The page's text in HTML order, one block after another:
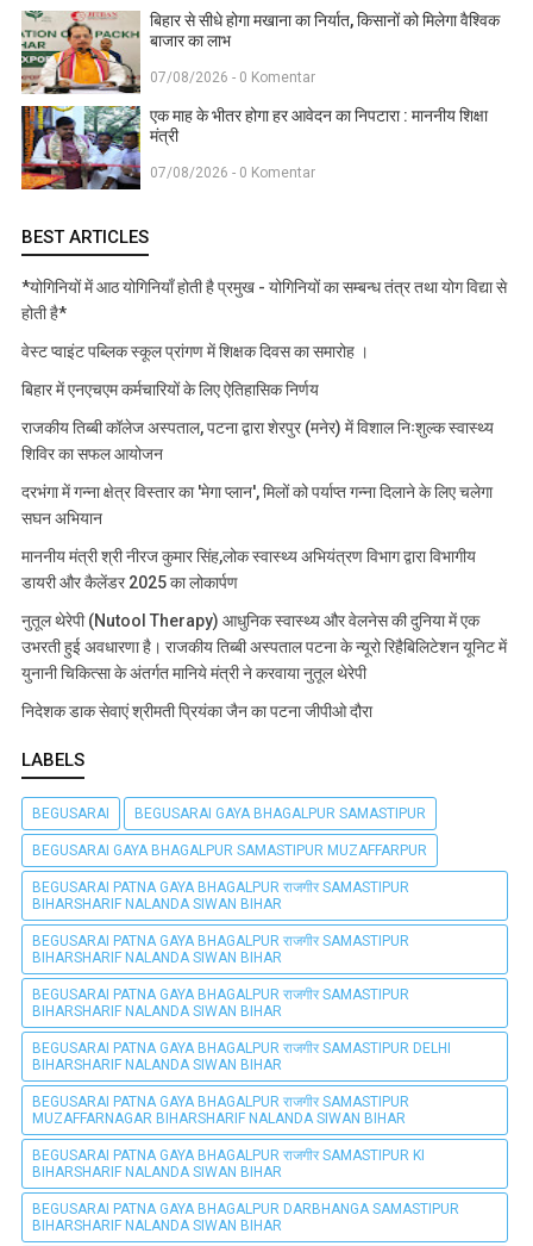
बिहार से सीधे होगा मखाना का निर्यात, किसानों को मिलेगा वैश्विक
बाजार का लाभ
07/08/2026 - 0 Komentar
एक माह के भीतर होगा हर आवेदन का निपटारा : माननीय शिक्षा
मंत्री
07/08/2026 - 0 Komentar
BEST ARTICLES
*योगिनियों में आठ योगिनियाँ होती है प्रमुख - योगिनियों का सम्बन्ध तंत्र तथा योग विद्या से
होती है*
वेस्ट प्वाइंट पब्लिक स्कूल प्रांगण में शिक्षक दिवस का समारोह ।
बिहार में एनएचएम कर्मचारियों के लिए ऐतिहासिक निर्णय
राजकीय तिब्बी कॉलेज अस्पताल, पटना द्वारा शेरपुर (मनेर) में विशाल निःशुल्क स्वास्थ्य
शिविर का सफल आयोजन
दरभंगा में गन्ना क्षेत्र विस्तार का 'मेगा प्लान', मिलों को पर्याप्त गन्ना दिलाने के लिए चलेगा
सघन अभियान
माननीय मंत्री श्री नीरज कुमार सिंह,लोक स्वास्थ्य अभियंत्रण विभाग द्वारा विभागीय
डायरी और कैलेंडर 2025 का लोकार्पण
नुतूल थेरेपी (Nutool Therapy) आधुनिक स्वास्थ्य और वेलनेस की दुनिया में एक
उभरती हुई अवधारणा है। राजकीय तिब्बी अस्पताल पटना के न्यूरो रिहैबिलिटेशन यूनिट में
युनानी चिकित्सा के अंतर्गत मानिये मंत्री ने करवाया नुतूल थेरेपी
निदेशक डाक सेवाएं श्रीमती प्रियंका जैन का पटना जीपीओ दौरा
LABELS
BEGUSARAI BEGUSARAI GAYA BHAGALPUR SAMASTIPUR
BEGUSARAI GAYA BHAGALPUR SAMASTIPUR MUZAFFARPUR
BEGUSARAI PATNA GAYA BHAGALPUR राजगीर SAMASTIPUR
BIHARSHARIF NALANDA SIWAN BIHAR
BEGUSARAI PATNA GAYA BHAGALPUR राजगीर SAMASTIPUR
BIHARSHARIF NALANDA SIWAN BIHAR
BEGUSARAI PATNA GAYA BHAGALPUR राजगीर SAMASTIPUR
BIHARSHARIF NALANDA SIWAN BIHAR
BEGUSARAI PATNA GAYA BHAGALPUR राजगीर SAMASTIPUR DELHI
BIHARSHARIF NALANDA SIWAN BIHAR
BEGUSARAI PATNA GAYA BHAGALPUR राजगीर SAMASTIPUR
MUZAFFARNAGAR BIHARSHARIF NALANDA SIWAN BIHAR
BEGUSARAI PATNA GAYA BHAGALPUR राजगीर SAMASTIPUR KI
BIHARSHARIF NALANDA SIWAN BIHAR
BEGUSARAI PATNA GAYA BHAGALPUR DARBHANGA SAMASTIPUR
BIHARSHARIF NALANDA SIWAN BIHAR